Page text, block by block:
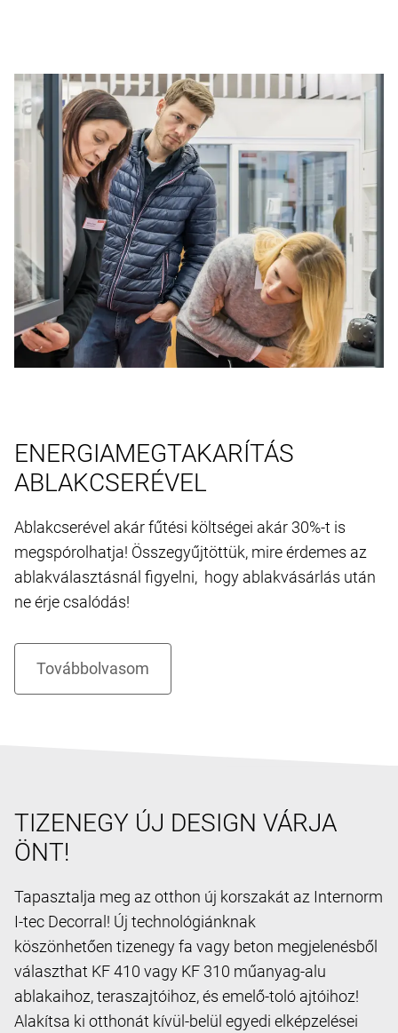
ENERGIAMEGTAKARÍTÁS
ABLAKCSERÉVEL
Ablakcserével akár fűtési költségei akár 30%-t is
megspórolhatja! Összegyűjtöttük, mire érdemes az
ablakválasztásnál figyelni, hogy ablakvásárlás után
ne érje csalódás!
TIZENEGY ÚJ DESIGN VÁRJA
ÖNT!
Tapasztalja meg az otthon új korszakát az Internorm
I-tec Decorral! Új technológiánknak
köszönhetően tizenegy fa vagy beton megjelenésből
választhat KF 410 vagy KF 310 műanyag-alu
ablakaihoz, teraszajtóihoz, és emelő-toló ajtóihoz!
Alakítsa ki otthonát kívül-belül egyedi elképzelései